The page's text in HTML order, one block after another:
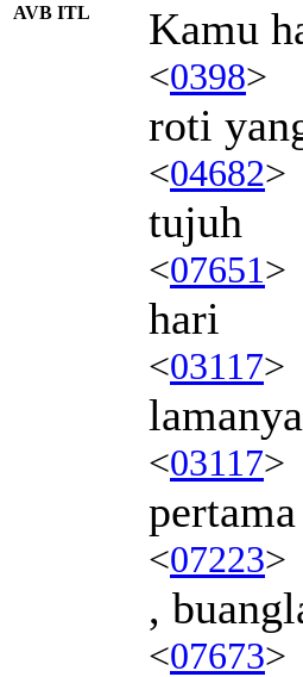
AVB ITL Kamu
<0398>
roti
<04682>
tujuh
<07651>
hari
<03117>
<03117>
pertama
<07223>
,
<07673>